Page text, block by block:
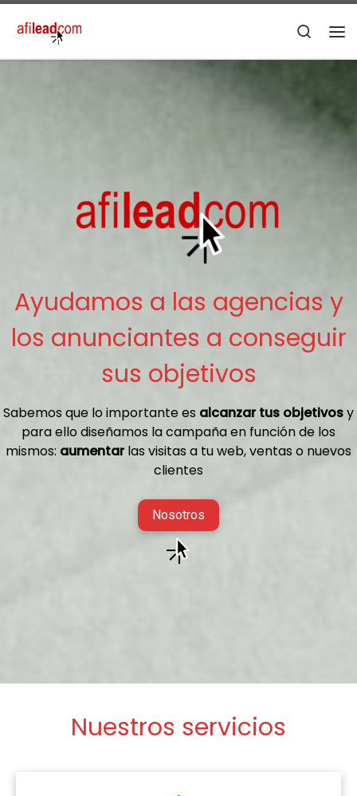
Saltar al contenido
Ayudamos a las agencias y
los anunciantes a conseguir
sus objetivos
Sabemos que lo importante es alcanzar tus objetivosy
para ello diseñamos la campaña en función de los
mismos: aumentarlas visitas a tu web, ventas o nuevos
clientes
Nosotros
Nuestros servicios